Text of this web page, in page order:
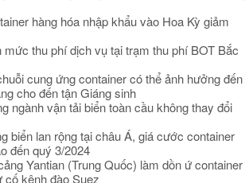
hàng hóa nhập khẩu vào Hoa Kỳ giảm
mức thu phí dịch vụ tại trạm thu phí BOT Bắc
cung ứng container có thể ảnh hưởng đến
cho đến tận Giáng sinh
ngành vận tải biển toàn cầu không thay đổi
biển lan rộng tại châu Á, giá cước container
đến quý 3/2024
Yantian (Trung Quốc) làm dồn ứ container
kênh đào Suez